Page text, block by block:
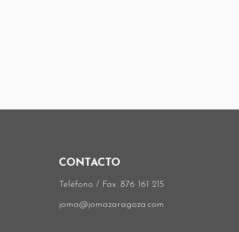
CONTACTO
Teléfono / Fax: 876 161 215
joma@jomazaragoza.com